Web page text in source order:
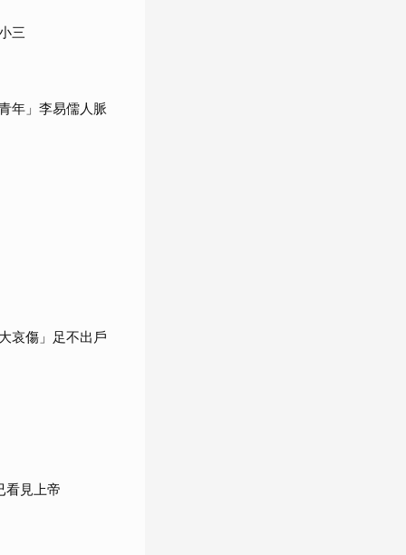
三
年」李易儒人脈
哀傷」足不出戶
見上帝